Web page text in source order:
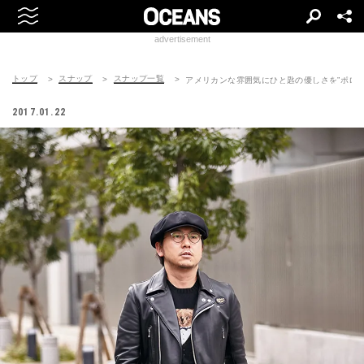
advertisement
トップ スナップ スナップ一覧 アメリカンな雰囲気にひと匙の優しさを”ポロ
2017.01.22